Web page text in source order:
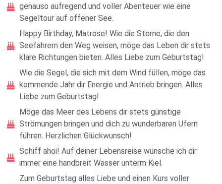
genauso aufregend und voller Abenteuer wie eine
Segeltour auf offener See.
Happy Birthday, Matrose! Wie die Sterne, die den
Seefahrern den Weg weisen, möge das Leben dir stets
klare Richtungen bieten. Alles Liebe zum Geburtstag!
Wie die Segel, die sich mit dem Wind füllen, möge das
kommende Jahr dir Energie und Antrieb bringen. Alles
Liebe zum Geburtstag!
Möge das Meer des Lebens dir stets günstige
Strömungen bringen und dich zu wunderbaren Ufern
führen. Herzlichen Glückwunsch!
Schiff ahoi! Auf deiner Lebensreise wünsche ich dir
immer eine handbreit Wasser unterm Kiel.
Zum Geburtstag alles Liebe und einen Kurs voller